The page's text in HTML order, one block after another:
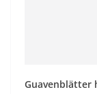
Guavenblätter